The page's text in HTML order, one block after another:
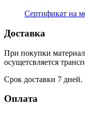
Сертификат на
Доставка
При покупки
осущетсвляется
Срок доставки 7 дней.
Оплата